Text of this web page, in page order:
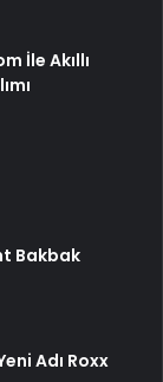
İle Akıllı
Bakbak
Adı Roxx